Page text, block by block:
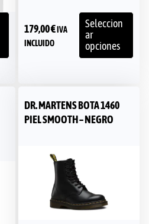
179,00€ IVA
INCLUIDO
Seleccion
ar
opciones
DR. MARTENS BOTA 1460
PIEL SMOOTH – NEGRO